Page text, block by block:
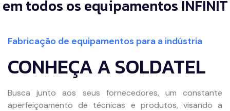
em todos os equipamentos INFINIT
Fabricação de equipamentos para a indústria
CONHEÇA A SOLDATEL
Busca junto aos seus fornecedores, um constante
aperfeiçoamento de técnicas e produtos, visando a